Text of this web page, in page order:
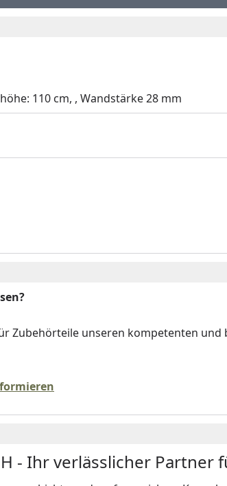
110 cm, , Wandstärke 28 mm
Zubehörteile unseren kompetenten und
- Ihr verlässlicher